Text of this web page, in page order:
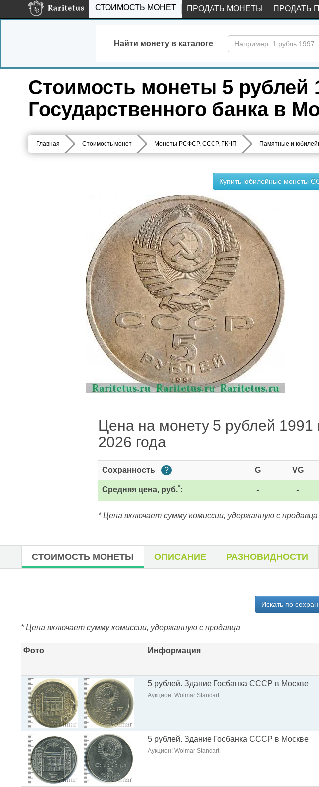
СТОИМОСТЬ МОНЕТ ПРОДАТЬ МОНЕТЫ ПРОДАТЬ
Найти монету в каталоге
Стоимость монеты 5 рублей
Государственного банка в
Главная Стоимость монет Монеты РСФСР, СССР, ГКЧП Памятные и
Купить юбилейные монеты
Цена на монету 5 рублей 1991
2026 года
Сохранность ? G VG
Средняя цена, руб.*: - -
* Цена включает сумму комиссии, удержанную с продавца
СТОИМОСТЬ МОНЕТЫ ОПИСАНИЕ РАЗНОВИДНОСТИ
Искать по
* Цена включает сумму комиссии, удержанную с продавца
Фото Информация
5 рублей. Здание Госбанка СССР в Москве
Аукцион: Wolmar Standart
5 рублей. Здание Госбанка СССР в Москве
Аукцион: Wolmar Standart